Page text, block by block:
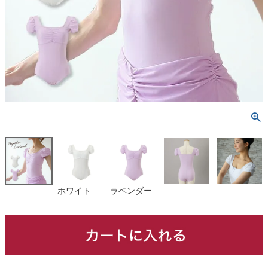
ホワイト ラベンダー